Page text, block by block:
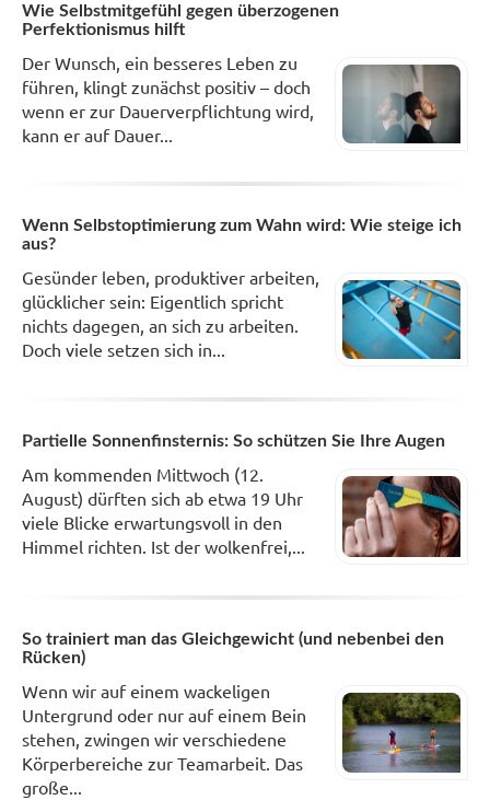
Wie Selbstmitgefühl gegen überzogenen
Perfektionismus hilft
Der Wunsch, ein besseres Leben zu
führen, klingt zunächst positiv – doch
wenn er zur Dauerverpflichtung wird,
kann er auf Dauer...
Wenn Selbstoptimierung zum Wahn wird: Wie steige ich
aus?
Gesünder leben, produktiver arbeiten,
glücklicher sein: Eigentlich spricht
nichts dagegen, an sich zu arbeiten.
Doch viele setzen sich in...
Partielle Sonnenfinsternis: So schützen Sie Ihre Augen
Am kommenden Mittwoch (12.
August) dürften sich ab etwa 19 Uhr
viele Blicke erwartungsvoll in den
Himmel richten. Ist der wolkenfrei,...
So trainiert man das Gleichgewicht (und nebenbei den
Rücken)
Wenn wir auf einem wackeligen
Untergrund oder nur auf einem Bein
stehen, zwingen wir verschiedene
Körperbereiche zur Teamarbeit. Das
große...